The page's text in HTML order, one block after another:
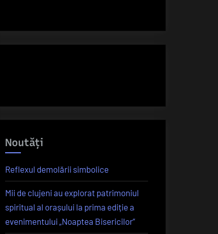
Noutăți
Reflexul demolării simbolice
Mii de clujeni au explorat patrimoniul
spiritual al orașului la prima ediție a
evenimentului „Noaptea Bisericilor”